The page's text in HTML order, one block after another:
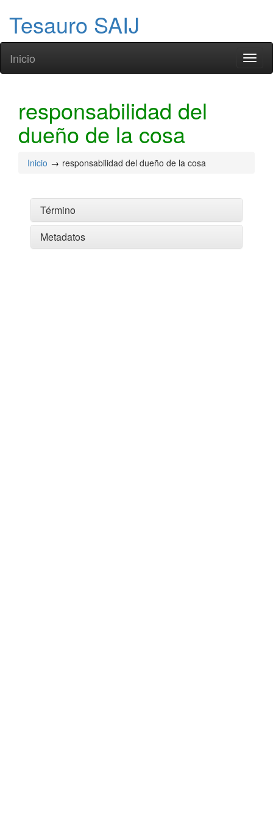
Tesauro SAIJ
Inicio
responsabilidad del
dueño de la cosa
Inicio responsabilidad del dueño de la cosa
Término
Metadatos